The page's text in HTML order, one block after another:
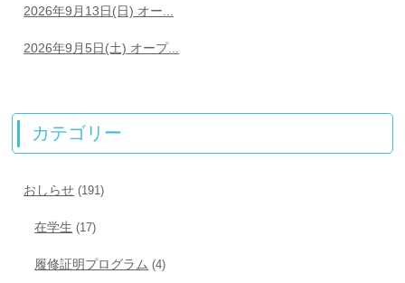
2026年9月13日(日) オー...
2026年9月5日(土) オープ...
カテゴリー
おしらせ (191)
在学生 (17)
履修証明プログラム (4)